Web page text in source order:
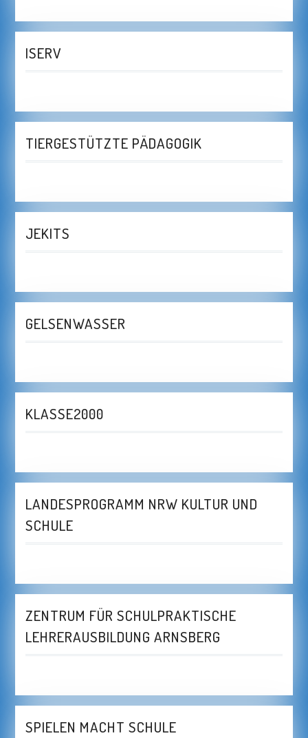
ISERV
TIERGESTÜTZTE PÄDAGOGIK
JEKITS
GELSENWASSER
KLASSE2000
LANDESPROGRAMM NRW KULTUR UND
SCHULE
ZENTRUM FÜR SCHULPRAKTISCHE
LEHRERAUSBILDUNG ARNSBERG
SPIELEN MACHT SCHULE